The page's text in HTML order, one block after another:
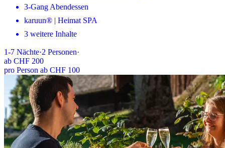
3-Gang Abendessen
karuun® | Heimat SPA
3 weitere Inhalte
1-7 Nächte·2 Personen·
ab CHF 200
pro Person ab CHF 100